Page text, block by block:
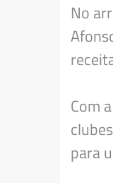
No
Com
para